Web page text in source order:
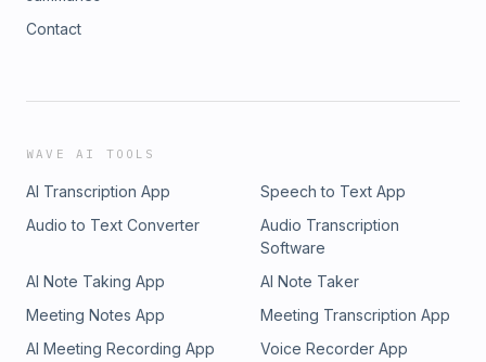
Contact
WAVE AI TOOLS
AI Transcription App
Speech to Text App
Audio to Text Converter
Audio Transcription
Software
AI Note Taking App
AI Note Taker
Meeting Notes App
Meeting Transcription App
AI Meeting Recording App
Voice Recorder App